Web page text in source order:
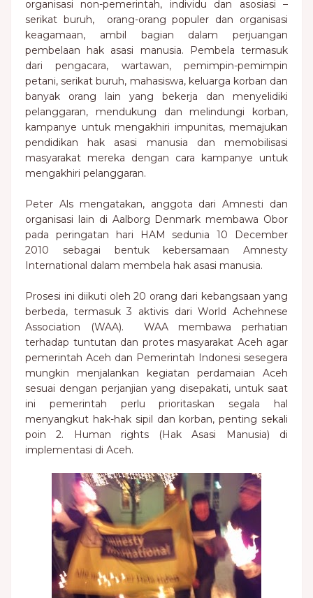
organisasi non-pemerintah, individu dan asosiasi –
serikat buruh, orang-orang populer dan organisasi
keagamaan, ambil bagian dalam perjuangan
pembelaan hak asasi manusia. Pembela termasuk
dari pengacara, wartawan, pemimpin-pemimpin
petani, serikat buruh, mahasiswa, keluarga korban dan
banyak orang lain yang bekerja dan menyelidiki
pelanggaran, mendukung dan melindungi korban,
kampanye untuk mengakhiri impunitas, memajukan
pendidikan hak asasi manusia dan memobilisasi
masyarakat mereka dengan cara kampanye untuk
mengakhiri pelanggaran.
Peter Als mengatakan, anggota dari Amnesti dan
organisasi lain di Aalborg Denmark membawa Obor
pada peringatan hari HAM sedunia 10 December
2010 sebagai bentuk kebersamaan Amnesty
International dalam membela hak asasi manusia.
Prosesi ini diikuti oleh 20 orang dari kebangsaan yang
berbeda, termasuk 3 aktivis dari World Achehnese
Association (WAA). WAA membawa perhatian
terhadap tuntutan dan protes masyarakat Aceh agar
pemerintah Aceh dan Pemerintah Indonesi sesegera
mungkin menjalankan kegiatan perdamaian Aceh
sesuai dengan perjanjian yang disepakati, untuk saat
ini pemerintah perlu prioritaskan segala hal
menyangkut hak-hak sipil dan korban, penting sekali
poin 2. Human rights (Hak Asasi Manusia) di
implementasi di Aceh.